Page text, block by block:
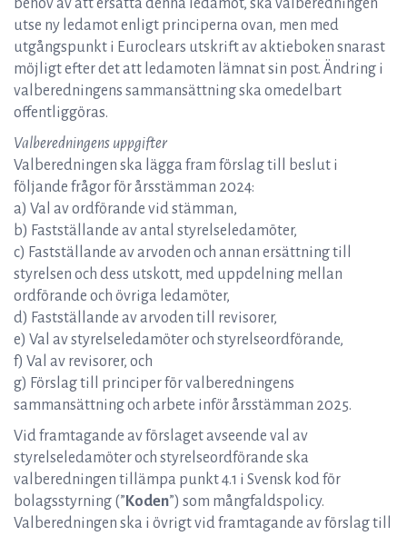
behov av att ersätta denna ledamot, ska valberedningen
utse ny ledamot enligt principerna ovan, men med
utgångspunkt i Euroclears utskrift av aktieboken snarast
möjligt efter det att ledamoten lämnat sin post. Ändring i
valberedningens sammansättning ska omedelbart
offentliggöras.
Valberedningens uppgifter
Valberedningen ska lägga fram förslag till beslut i
följande frågor för årsstämman 2024:
a) Val av ordförande vid stämman,
b) Fastställande av antal styrelseledamöter,
c) Fastställande av arvoden och annan ersättning till
styrelsen och dess utskott, med uppdelning mellan
ordförande och övriga ledamöter,
d) Fastställande av arvoden till revisorer,
e) Val av styrelseledamöter och styrelseordförande,
f) Val av revisorer, och
g) Förslag till principer för valberedningens
sammansättning och arbete inför årsstämman 2025.
Vid framtagande av förslaget avseende val av
styrelseledamöter och styrelseordförande ska
valberedningen tillämpa punkt 4.1 i Svensk kod för
bolagsstyrning (” Koden”) som mångfaldspolicy.
Valberedningen ska i övrigt vid framtagande av förslag till